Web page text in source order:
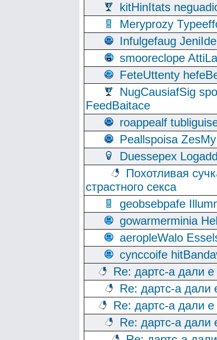
kitHinItats
Meryprozy
Infulgefaug
smooreclope
FeteUttenty
NugCausiafSig
FeedBaitace
roappealf
Peallspoisa
Duessepex
Похотливая
страстного секса
geobsebpafe
gowarmerminia
aeropleWalo
cynccoife
Re: дартс-а дали
Re: дартс-а дали
Re: дартс-а дали
Re: дартс-а дали